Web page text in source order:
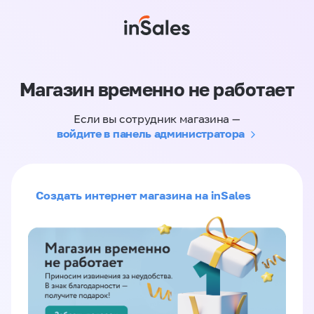
Магазин временно не работает
Если вы сотрудник магазина —
войдите в панель администратора
Создать интернет магазина на inSales